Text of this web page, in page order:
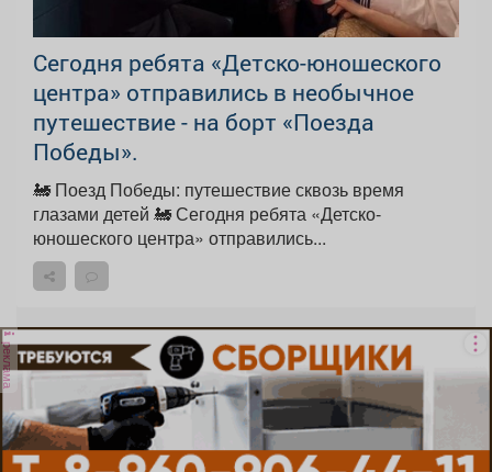
Сегодня ребята «Детско-юношеского
центра» отправились в необычное
путешествие - на борт «Поезда
Победы».
🚂 Поезд Победы: путешествие сквозь время
глазами детей 🚂 Сегодня ребята «Детско-
юношеского центра» отправились...
реклама